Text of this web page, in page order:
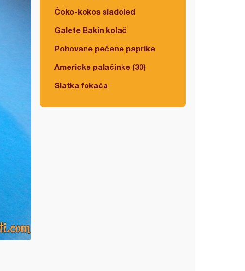
Čoko-kokos sladoled
Galete Bakin kolač
Pohovane pečene paprike
Americke palačinke (30)
Slatka fokača